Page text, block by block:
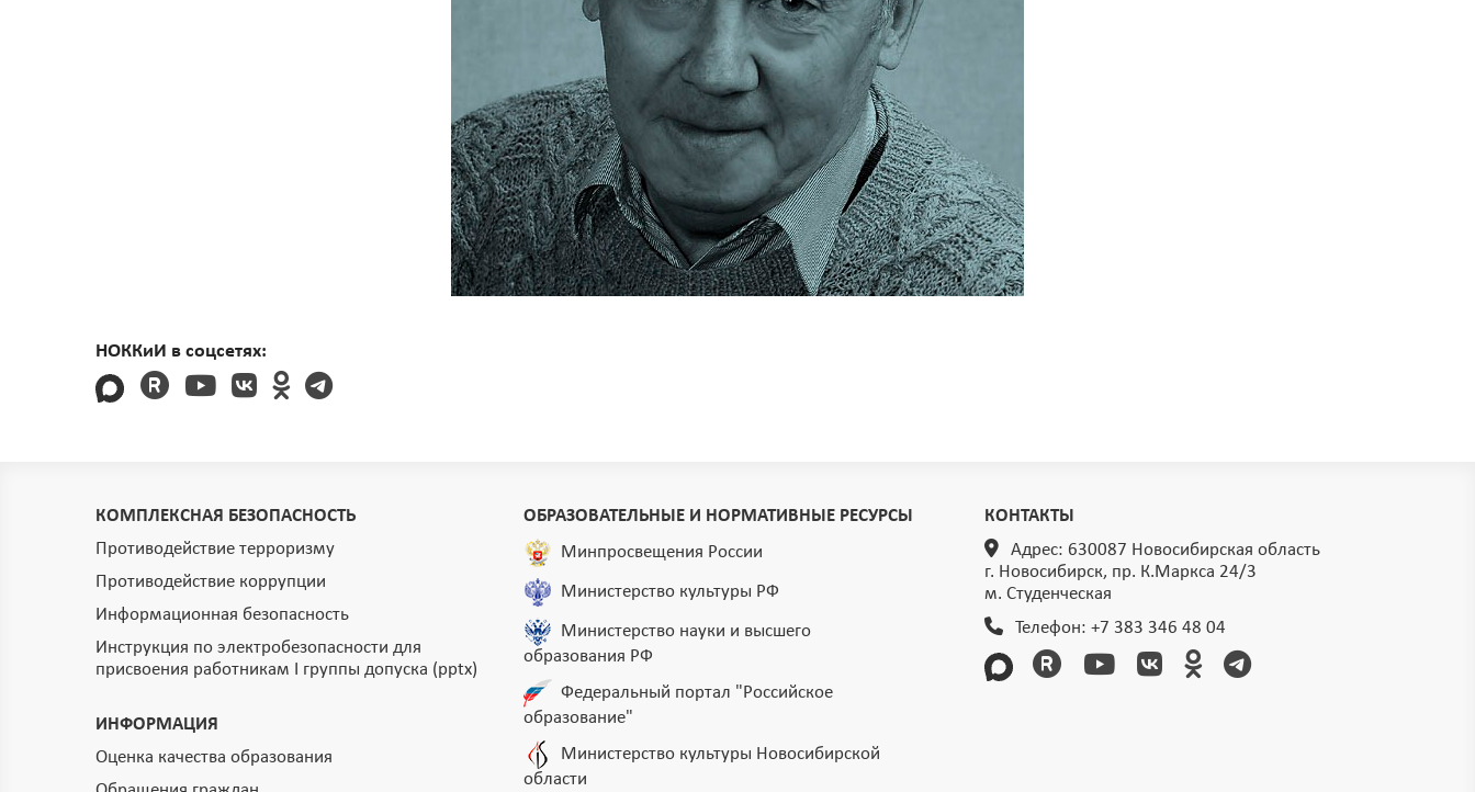
НОККиИ в соцсетях:
КОМПЛЕКСНАЯ БЕЗОПАСНОСТЬ
Противодействие терроризму
Противодействие коррупции
Информационная безопасность
Инструкция по электробезопасности для
присвоения работникам I группы допуска (pptx)
ИНФОРМАЦИЯ
Оценка качества образования
ОБРАЗОВАТЕЛЬНЫЕ И НОРМАТИВНЫЕ РЕСУРСЫ
Минпросвещения России
Министерство культуры РФ
Министерство науки и высшего
образования РФ
Федеральный портал "Российское
образование"
Министерство культуры Новосибирской
области
КОНТАКТЫ
Адрес: 630087 Новосибирская область
г. Новосибирск, пр. К.Маркса 24/3
м. Студенческая
Телефон: +7 383 346 48 04